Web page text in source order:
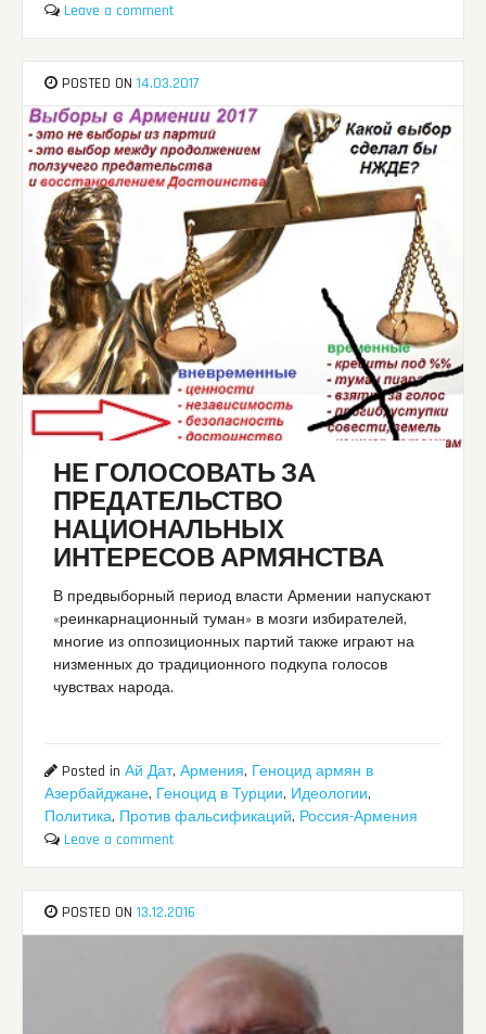
Leave a comment
POSTED ON14.03.2017
НЕ ГОЛОСОВАТЬ ЗА
ПРЕДАТЕЛЬСТВО
НАЦИОНАЛЬНЫХ
ИНТЕРЕСОВ АРМЯНСТВА
В предвыборный период власти Армении напускают
«реинкарнационный туман» в мозги избирателей,
многие из оппозиционных партий также играют на
низменных до традиционного подкупа голосов
чувствах народа.
Posted inАй Дат,Армения, Геноцид армян в
Азербайджане, Геноцид в Турции, Идеологии,
Политика, Против фальсификаций, Россия-Армения
Leave a comment
POSTED ON13.12.2016